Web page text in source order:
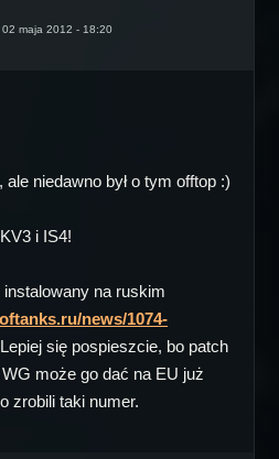
02 maja 2012 - 18:20
niedawno był o tym offtop :)
i IS4!
na ruskim
news/1074-
się pospieszcie, bo patch
może go dać na EU już
zrobili taki numer.